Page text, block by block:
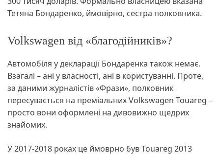
Тетяна Бондаренко, ймовірно, сестра полковника.
Volkswagen від «благодійників»?
Автомобіля у декларації Бондаренка також немає.
Взагалі – ані у власності, ані в користуванні. Проте,
за даними журналістів «Фрази», полковник
пересувається на преміальних Volkswagen Touareg –
просто вони оформлені на дивовижно щедрих
знайомих.
У 2017-2018 роках це ймоврно був Touareg 2013